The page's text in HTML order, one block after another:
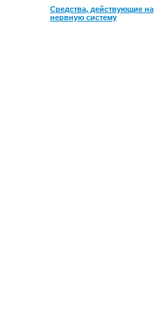
Средства, действующие на
нервную систему